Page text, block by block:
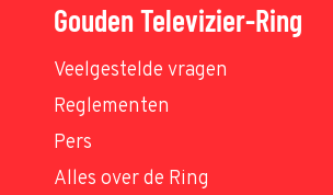
Gouden Televizier-Ring
Veelgestelde vragen
Reglementen
Pers
Alles over de Ring